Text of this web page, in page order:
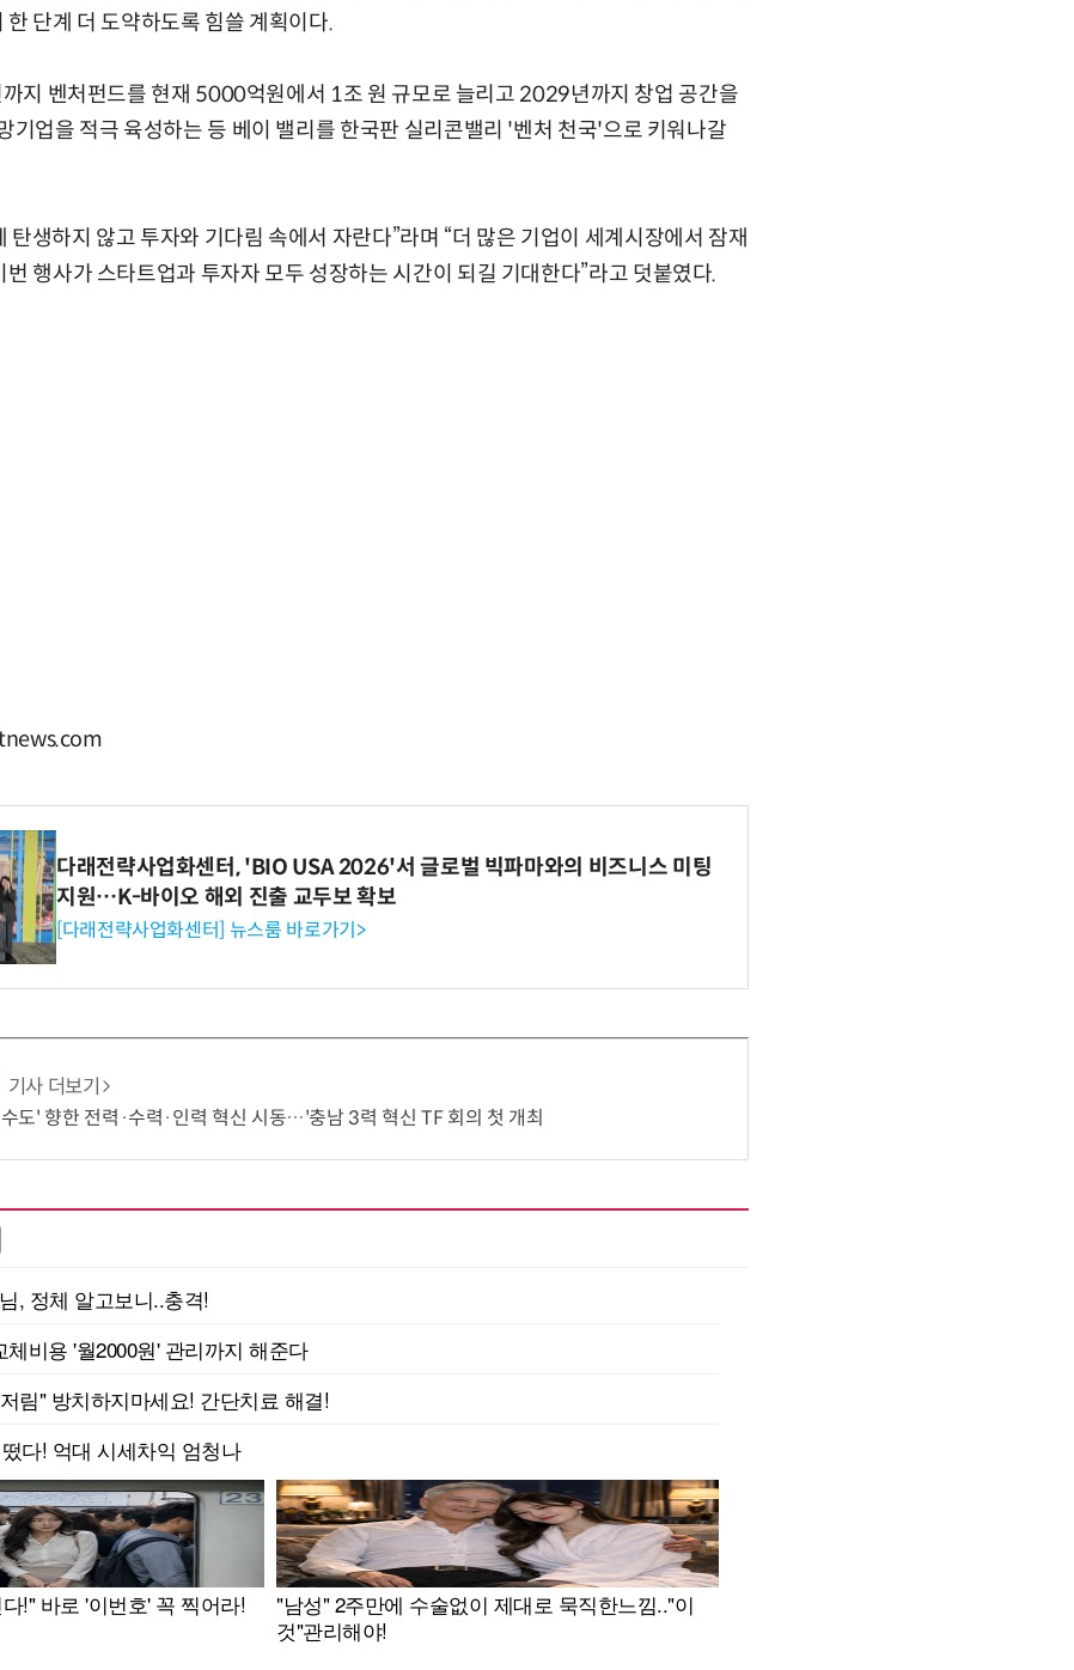
단계 더 도약하도록 힘쓸 계획이다.
지 벤처펀드를 현재 5000억원에서 1조 원 규모로 늘리고 2029년까지 창업 공간을
기업을 적극 육성하는 등 베이 밸리를 한국판 실리콘밸리 '벤처 천국'으로 키워나갈
탄생하지 않고 투자와 기다림 속에서 자란다”라며 “더 많은 기업이 세계시장에서 잠재
행사가 스타트업과 투자자 모두 성장하는 시간이 되길 기대한다”라고 덧붙였다.
다래전략사업화센터, 'BIO USA 2026'서 글로벌 빅파마와의 비즈니스 미팅
지원…K-바이오 해외 진출 교두보 확보
[다래전략사업화센터] 뉴스룸 바로가기>
기사 더보기
도' 향한 전력·수력·인력 혁신 시동…'충남 3력 혁신 TF 회의 첫 개최